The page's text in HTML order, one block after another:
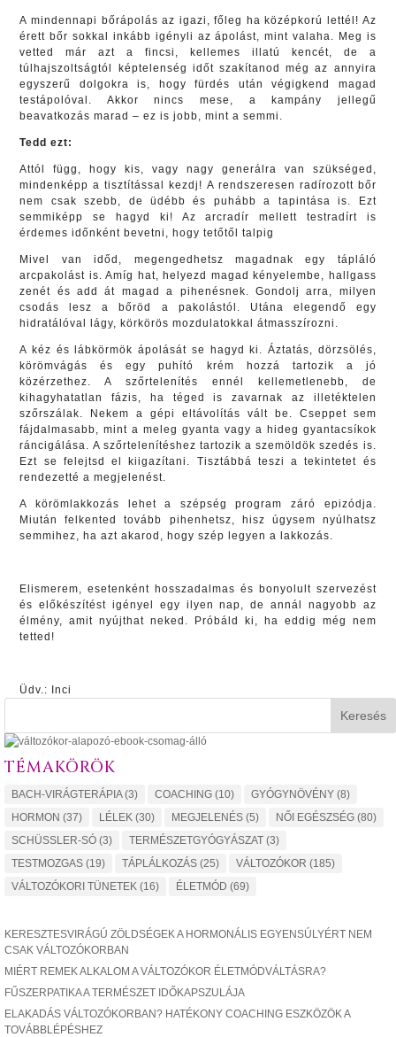
A mindennapi bőrápolás az igazi, főleg ha középkorú lettél! Az
érett bőr sokkal inkább igényli az ápolást, mint valaha. Meg is
vetted már azt a fincsi, kellemes illatú kencét, de a
túlhajszoltságtól képtelenség időt szakítanod még az annyira
egyszerű dolgokra is, hogy fürdés után végigkend magad
testápolóval. Akkor nincs mese, a kampány jellegű
beavatkozás marad – ez is jobb, mint a semmi.
Tedd ezt:
Attól függ, hogy kis, vagy nagy generálra van szükséged,
mindenképp a tisztítással kezdj! A rendszeresen radírozott bőr
nem csak szebb, de üdébb és puhább a tapintása is. Ezt
semmiképp se hagyd ki! Az arcradír mellett testradírt is
érdemes időnként bevetni, hogy tetőtől talpig
Mivel van időd, megengedhetsz magadnak egy tápláló
arcpakolást is. Amíg hat, helyezd magad kényelembe, hallgass
zenét és add át magad a pihenésnek. Gondolj arra, milyen
csodás lesz a bőröd a pakolástól. Utána elegendő egy
hidratálóval lágy, körkörös mozdulatokkal átmasszírozni.
A kéz és lábkörmök ápolását se hagyd ki. Áztatás, dörzsölés,
körömvágás és egy puhító krém hozzá tartozik a jó
közérzethez. A szőrtelenítés ennél kellemetlenebb, de
kihagyhatatlan fázis, ha téged is zavarnak az illetéktelen
szőrszálak. Nekem a gépi eltávolítás vált be. Cseppet sem
fájdalmasabb, mint a meleg gyanta vagy a hideg gyantacsíkok
ráncigálása. A szőrtelenítéshez tartozik a szemöldök szedés is.
Ezt se felejtsd el kiigazítani. Tisztábbá teszi a tekintetet és
rendezetté a megjelenést.
A körömlakkozás lehet a szépség program záró epizódja.
Miután felkented tovább pihenhetsz, hisz úgysem nyúlhatsz
semmihez, ha azt akarod, hogy szép legyen a lakkozás.
Elismerem, esetenként hosszadalmas és bonyolult szervezést
és előkészítést igényel egy ilyen nap, de annál nagyobb az
élmény, amit nyújthat neked. Próbáld ki, ha eddig még nem
tetted!
Üdv.: Inci
Keresés
TÉMAKÖRÖK
BACH-VIRÁGTERÁPIA(3) COACHING (10) GYÓGYNÖVÉNY (8)
HORMON (37) LÉLEK (30) MEGJELENÉS (5) NŐI EGÉSZSÉG (80)
SCHÜSSLER-SÓ (3) TERMÉSZETGYÓGYÁSZAT (3)
TESTMOZGAS (19) TÁPLÁLKOZÁS (25) VÁLTOZÓKOR (185)
VÁLTOZÓKORI TÜNETEK (16) ÉLETMÓD (69)
KERESZTESVIRÁGÚ ZÖLDSÉGEK A HORMONÁLIS EGYENSÚLYÉRT NEM
CSAK VÁLTOZÓKORBAN
MIÉRT REMEK ALKALOM A VÁLTOZÓKOR ÉLETMÓDVÁLTÁSRA?
FŰSZERPATIKA A TERMÉSZET IDŐKAPSZULÁJA
ELAKADÁS VÁLTOZÓKORBAN? HATÉKONY COACHING ESZKÖZÖK A
TOVÁBBLÉPÉSHEZ